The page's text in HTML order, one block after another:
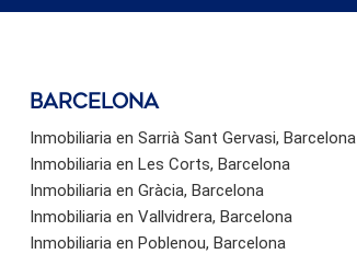
barcelona
Inmobiliaria en Sarrià Sant Gervasi, Barcelona
Inmobiliaria en Les Corts, Barcelona
Inmobiliaria en Gràcia, Barcelona
Inmobiliaria en Vallvidrera, Barcelona
Inmobiliaria en Poblenou, Barcelona